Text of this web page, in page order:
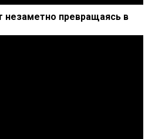
незаметно превращаясь в